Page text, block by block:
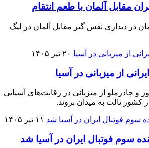
مقابل آلمان با طعم انتقام
در دیداری نفس گیر مقابل آلمان در لیگ
۲۰ تیر ۱۴۰۵
از میزبانی در آسیا
و چادرملو از میزبانی در رقابت‌های آسیایی
کشور ثالث به میدان بروند.
۱۱ تیر ۱۴۰۵
سوم فوتبال ایران در آسیا شد